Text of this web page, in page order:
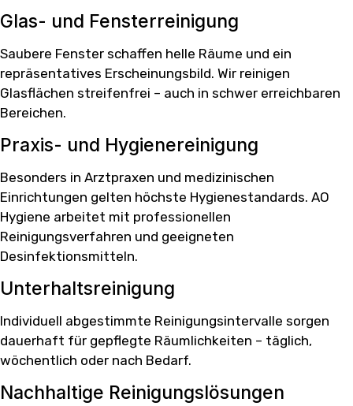
Glas- und Fensterreinigung
Saubere Fenster schaffen helle Räume und ein
repräsentatives Erscheinungsbild. Wir reinigen
Glasflächen streifenfrei – auch in schwer erreichbaren
Bereichen.
Praxis- und Hygienereinigung
Besonders in Arztpraxen und medizinischen
Einrichtungen gelten höchste Hygienestandards. AO
Hygiene arbeitet mit professionellen
Reinigungsverfahren und geeigneten
Desinfektionsmitteln.
Unterhaltsreinigung
Individuell abgestimmte Reinigungsintervalle sorgen
dauerhaft für gepflegte Räumlichkeiten – täglich,
wöchentlich oder nach Bedarf.
Nachhaltige Reinigungslösungen